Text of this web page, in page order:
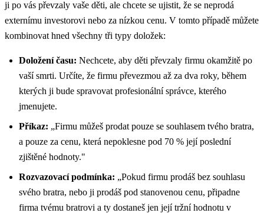
ji po vás převzaly vaše děti, ale chcete se ujistit, že se neprodá
externímu investorovi nebo za nízkou cenu. V tomto případě můžete
kombinovat hned všechny tři typy doložek:
Doložení času: Nechcete, aby děti převzaly firmu okamžitě po
vaší smrti. Určíte, že firmu převezmou až za dva roky, během
kterých ji bude spravovat profesionální správce, kterého
jmenujete.
Příkaz: „Firmu můžeš prodat pouze se souhlasem tvého bratra,
a pouze za cenu, která nepoklesne pod 70 % její poslední
zjištěné hodnoty."
Rozvazovací podmínka: „Pokud firmu prodáš bez souhlasu
svého bratra, nebo ji prodáš pod stanovenou cenu, připadne
firma tvému bratrovi a ty dostaneš jen její tržní hodnotu v